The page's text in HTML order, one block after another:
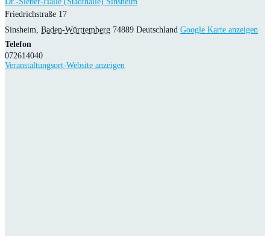
Friedrichstraße 17
Sinsheim Baden-Württemberg 74889 Deutschland Google Karte anzeigen
Telefon
072614040
Veranstaltungsort-Website anzeigen